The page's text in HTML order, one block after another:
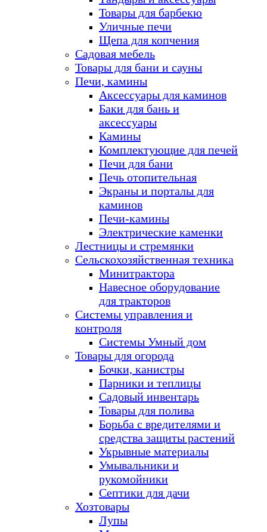
Товары для барбекю
Уличные печи
Щепа для копчения
Садовая мебель
Товары для бани и сауны
Печи, камины
Аксессуары для каминов
Баки для бань и
аксессуары
Камины
Комплектующие для печей
Печи для бани
Печь отопительная
Экраны и порталы для
каминов
Печи-камины
Электрические каменки
Лестницы и стремянки
Сельскохозяйственная техника
Минитрактора
Навесное оборудование
для тракторов
Системы управления и
контроля
Системы Умный дом
Товары для огорода
Бочки, канистры
Парники и теплицы
Садовый инвентарь
Товары для полива
Борьба с вредителями и
средства защиты растений
Укрывные материалы
Умывальники и
рукомойники
Септики для дачи
Хозтовары
Лупы